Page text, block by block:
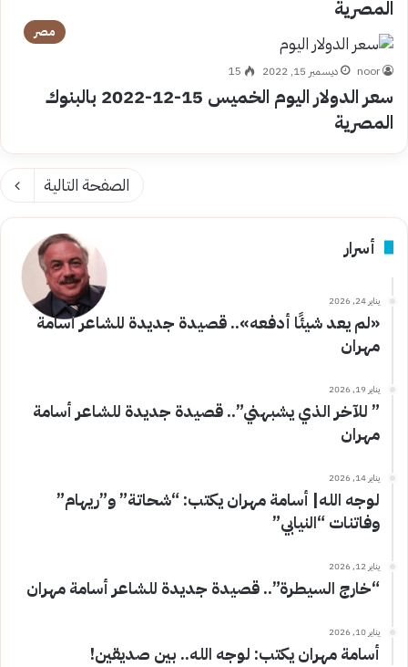
المصرية
مصر
noor ديسمبر 15, 2022 15
سعر الدولار اليوم الخميس 15-12-2022 بالبنوك
المصرية
الصفحة التالية
أسرار
يناير 24, 2026
«لم يعد شيئًا أدفعه».. قصيدة جديدة للشاعر أسامة
مهران
يناير 19, 2026
” للآخر الذي يشبهني”.. قصيدة جديدة للشاعر أسامة
مهران
يناير 14, 2026
لوجه الله| أسامة مهران يكتب: “شحاتة” و”ريهام”
وفاتنات “النيابي”
يناير 12, 2026
“خارج السيطرة”.. قصيدة جديدة للشاعر أسامة مهران
يناير 10, 2026
أسامة مهران يكتب: لوجه الله.. بين صديقين!